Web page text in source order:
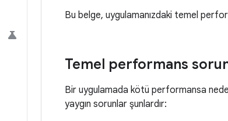
Bu belge, uygulamanızdaki temel
Temel performans
Bir uygulamada kötü performansa
yaygın sorunlar şunlardır: